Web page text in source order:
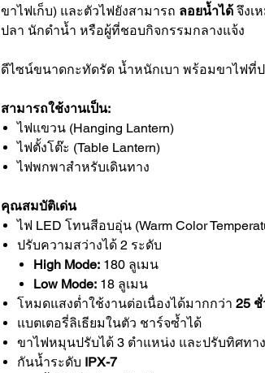
ขาไฟเก็บ) และตัวไฟยังสามารถ ลอยน้ำได้ จึงเ
ปลา นักดำน้ำ หรือผู้ที่ชอบกิจกรรมกลางแจ้ง
ดีไซน์ขนาดกะทัดรัด น้ำหนักเบา พร้อมขาไฟที่
สามารถใช้งานเป็น:
ไฟแขวน (Hanging Lantern)
ไฟตั้งโต๊ะ (Table Lantern)
ไฟพกพาสำหรับเดินทาง
คุณสมบัติเด่น
ไฟ LED โทนสีอบอุ่น (Warm Color
ปรับความสว่างได้ 2 ระดับ
High Mode: 180 ลูเมน
Low Mode: 18 ลูเมน
โหมดแสงต่ำใช้งานต่อเนื่องได้มากกว่า 25
แบตเตอรี่ลิเธียมในตัว ชาร์จซ้ำได้
ขาไฟหมุนปรับได้ 3 ตำแหน่ง และปรับทิศทา
กันน้ำระดับ IPX-7